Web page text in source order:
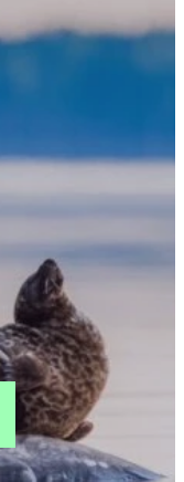
Kuva: Heikki
Kurkela